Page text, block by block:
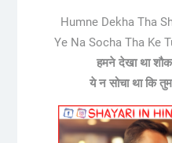
Humne Dekha Tha
Ye Na Socha Tha Ke
हमने देखा था
ये न सोचा था कि